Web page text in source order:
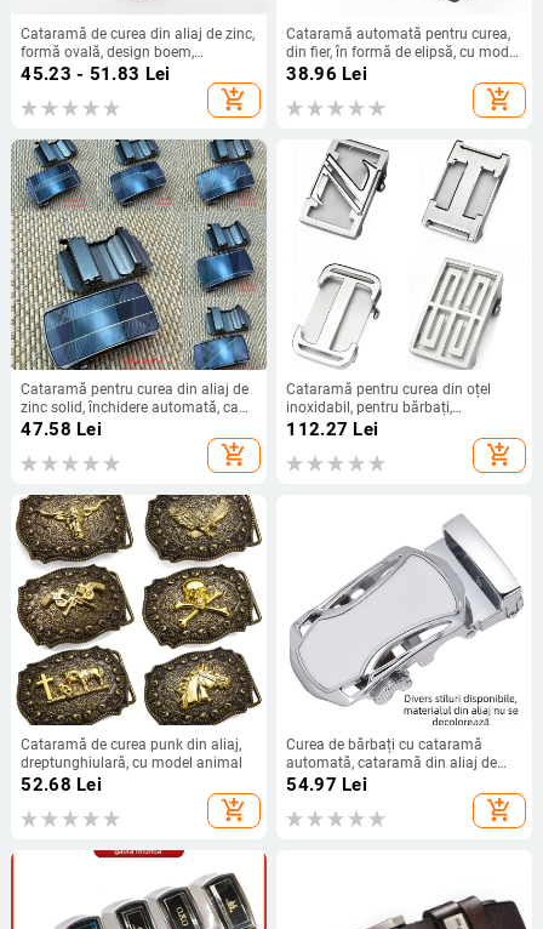
Cataramă de curea din aliaj de zinc,
formă ovală, design boem,
închidere automată cu capse, retro
45.23 - 51.83 Lei
add_shopping_cart
Cataramă automată pentru curea,
din fier, în formă de elipsă, cu model
animal, stil casual
38.96 Lei
add_shopping_cart
Cataramă pentru curea din aliaj de
zinc solid, închidere automată, cap
glisant și dinți, stil business
47.58 Lei
add_shopping_cart
Cataramă pentru curea din oțel
inoxidabil, pentru bărbați,
automată, formă dreptunghiulară,
112.27 Lei
add_shopping_cart
Cataramă de curea punk din aliaj,
dreptunghiulară, cu model animal
52.68 Lei
add_shopping_cart
Curea de bărbați cu cataramă
automată, cataramă din aliaj de
zinc, formă dreptunghiulară, stil
54.97 Lei
add_shopping_cart